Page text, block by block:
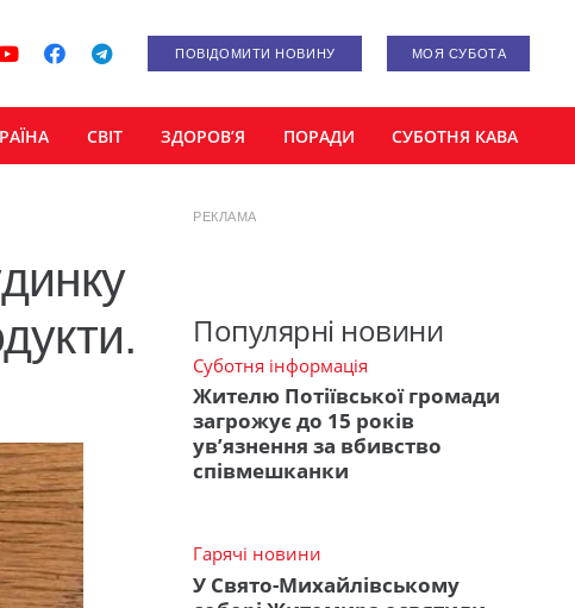
ПОВІДОМИТИ НОВИНУ МОЯ СУБОТА
СВІТ ЗДОРОВ’Я ПОРАДИ СУБОТНЯ КАВА
РЕКЛАМА
Популярні новини
Суботня інформація
Жителю Потіївської громади
загрожує до 15 років
ув’язнення за вбивство
співмешканки
Гарячі новини
У Свято-Михайлівському